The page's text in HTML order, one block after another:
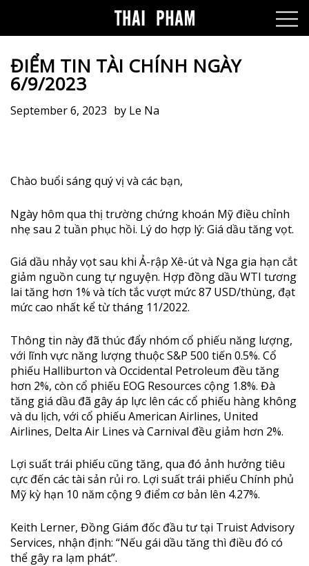
ĐIỂM TIN TÀI CHÍNH NGÀY
6/9/2023
September 6, 2023 by Le Na
Chào buổi sáng quý vị và các bạn,
Ngày hôm qua thị trường chứng khoán Mỹ điều chỉnh
nhẹ sau 2 tuần phục hồi. Lý do hợp lý: Giá dầu tăng vọt.
Giá dầu nhảy vọt sau khi Ả-rập Xê-út và Nga gia hạn cắt
giảm nguồn cung tự nguyện. Hợp đồng dầu WTI tương
lai tăng hơn 1% và tích tắc vượt mức 87 USD/thùng, đạt
mức cao nhất kể từ tháng 11/2022.
Thông tin này đã thúc đẩy nhóm cổ phiếu năng lượng,
với lĩnh vực năng lượng thuộc S&P 500 tiến 0.5%. Cổ
phiếu Halliburton và Occidental Petroleum đều tăng
hơn 2%, còn cổ phiếu EOG Resources cộng 1.8%. Đà
tăng giá dầu đã gây áp lực lên các cổ phiếu hàng không
và du lịch, với cổ phiếu American Airlines, United
Airlines, Delta Air Lines và Carnival đều giảm hơn 2%.
Lợi suất trái phiếu cũng tăng, qua đó ảnh hưởng tiêu
cực đến các tài sản rủi ro. Lợi suất trái phiếu Chính phủ
Mỹ kỳ hạn 10 năm cộng 9 điểm cơ bản lên 4.27%.
Keith Lerner, Đồng Giám đốc đầu tư tại Truist Advisory
Services, nhận định: “Nếu gái dầu tăng thì điều đó có
thể gây ra lạm phát”.